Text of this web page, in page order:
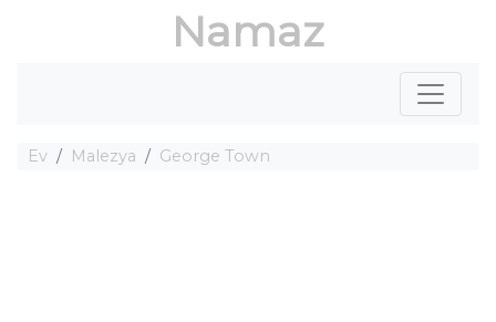
Namaz
Ev Malezya George Town